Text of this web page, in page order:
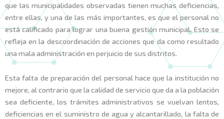
que las municipalidades observadas tienen muchas deficiencias,
entre ellas, y una de las más importantes, es que el personal no
está calificado para lograr una buena gestión municipal. Esto se
refleja en la descoordinación de acciones que da como resultado
una mala administración en perjuicio de sus distritos.
Esta falta de preparación del personal hace que la institución no
mejore, al contrario que la calidad de servicio que da a la población
sea deficiente, los trámites administrativos se vuelvan lentos,
deficiencias en el suministro de agua y alcantarillado, la falta de